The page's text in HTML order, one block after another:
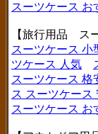
スーツケース お
【旅行用品 ス
スーツケース 小
ツケース 人気
スーツケース 格
ス スーツケース
スーツケース お